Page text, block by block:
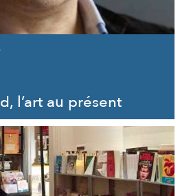
l’art au présent